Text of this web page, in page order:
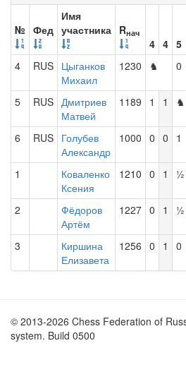
№ Фед
Имя
участника Rнач
4 4 5
4
RUS Цыганков
Михаил
1230 ♞ 0
5 RUS Дмитриев
Матвей
1189 1 1 ♞
6 RUS Голубев
Александр
1000 0 0 1
1
Коваленко
Ксения
1210 0 1 ½
2
Фёдоров
Артём
1227 0 1 ½
3
Киршина
Елизавета
1256 0 1 0
© 2013-2026 Chess Federation of
system. Build 0500